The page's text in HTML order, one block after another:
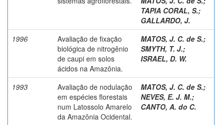
TAPIA CORAL, S.;
GALLARDO, J.
1996
Avaliação de fixação
biológica de nitrogênio
de caupi em solos
ácidos na Amazônia.
MATOS, J. C. de S.;
SMYTH, T. J.;
ISRAEL, D. W.
1993
Avaliação de nodulação
em espécies florestais
num Latossolo Amarelo
da Amazônia Ocidental.
MATOS, J. C. de S.;
NEVES, E. J. M.;
CANTO, A. do C.